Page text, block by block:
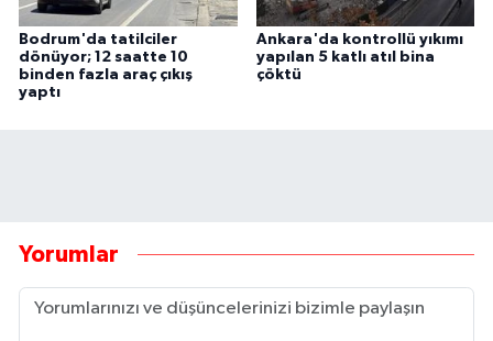
Bodrum'da tatilciler
dönüyor; 12 saatte 10
binden fazla araç çıkış
yaptı
Ankara'da kontrollü yıkımı
yapılan 5 katlı atıl bina
çöktü
Yorumlar